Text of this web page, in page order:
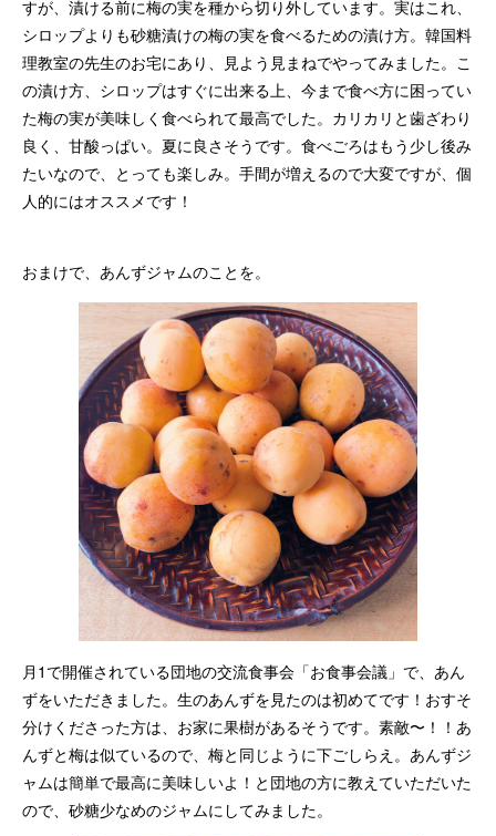
すが、漬ける前に梅の実を種から切り外しています。実はこれ、
シロップよりも砂糖漬けの梅の実を食べるための漬け方。韓国料
理教室の先生のお宅にあり、見よう見まねでやってみました。こ
の漬け方、シロップはすぐに出来る上、今まで食べ方に困ってい
た梅の実が美味しく食べられて最高でした。カリカリと歯ざわり
良く、甘酸っぱい。夏に良さそうです。食べごろはもう少し後み
たいなので、とっても楽しみ。手間が増えるので大変ですが、個
人的にはオススメです！
おまけで、あんずジャムのことを。
月1で開催されている団地の交流食事会「お食事会議」で、あん
ずをいただきました。生のあんずを見たのは初めてです！おすそ
分けくださった方は、お家に果樹があるそうです。素敵〜！！あ
んずと梅は似ているので、梅と同じように下ごしらえ。あんずジ
ャムは簡単で最高に美味しいよ！と団地の方に教えていただいた
ので、砂糖少なめのジャムにしてみました。